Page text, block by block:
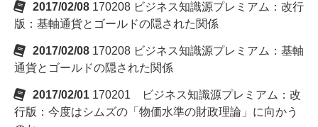
2017/02/08 170208 ビジネス知識源プレミアム：改行
版：基軸通貨とゴールドの隠された関係
2017/02/08 170208 ビジネス知識源プレミアム：基軸
通貨とゴールドの隠された関係
2017/02/01 170201 ビジネス知識源プレミアム：改
行版：今度はシムズの「物価水準の財政理論」に向かう